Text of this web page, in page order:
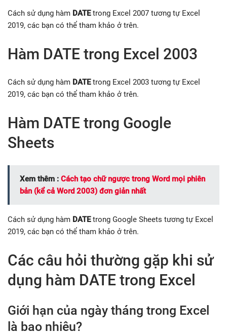
Cách sử dụng hàm DATEtrong Excel 2007 tương tự Excel
2019, các bạn có thể tham khảo ở trên.
Hàm DATE trong Excel 2003
Cách sử dụng hàm DATEtrong Excel 2003 tương tự Excel
2019, các bạn có thể tham khảo ở trên.
Hàm DATE trong Google
Sheets
Xem thêm : Cách tạo chữ ngược trong Word mọi phiên
bản (kể cả Word 2003) đơn giản nhất
Cách sử dụng hàm DATEtrong Google Sheets tương tự Excel
2019, các bạn có thể tham khảo ở trên.
Các câu hỏi thường gặp khi sử
dụng hàm DATE trong Excel
Giới hạn của ngày tháng trong Excel
là bao nhiêu?